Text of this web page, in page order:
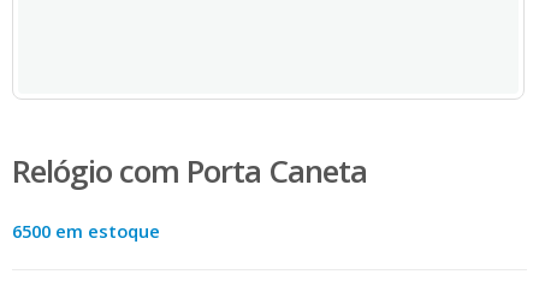
Relógio com Porta Caneta
6500 em estoque